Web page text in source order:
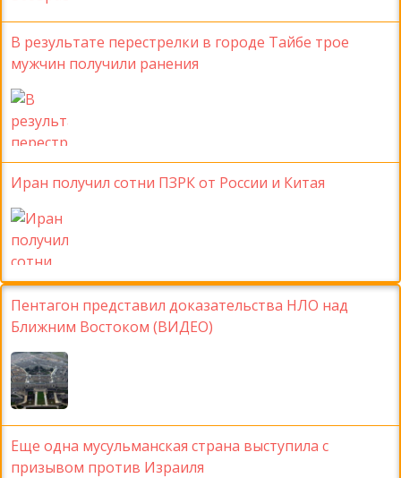
В результате перестрелки в городе Тайбе трое
мужчин получили ранения
Иран получил сотни ПЗРК от России и Китая
Пентагон представил доказательства НЛО над
Ближним Востоком (ВИДЕО)
Еще одна мусульманская страна выступила с
призывом против Израиля